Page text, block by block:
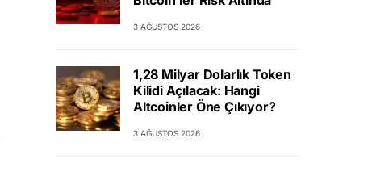
3 AĞUSTOS 2026
1,28 Milyar Dolarlık Token
Kilidi Açılacak: Hangi
Altcoinler Öne Çıkıyor?
3 AĞUSTOS 2026